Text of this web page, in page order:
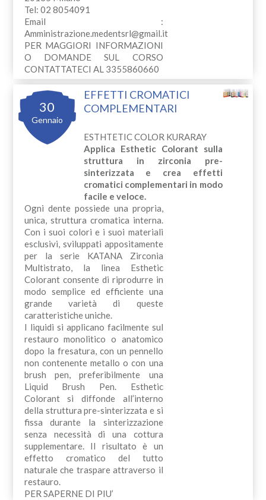
Tel: 02 8054091
Email :
Amministrazione.medentsrl@gmail.it
PER MAGGIORI INFORMAZIONI
O DOMANDE SUL CORSO
CONTATTATECI AL 3355860660
30
Gennaio
EFFETTI CROMATICI
COMPLEMENTARI
ESTHTETIC COLOR KURARAY
Applica Esthetic Colorant sulla
struttura in zirconia pre-
sinterizzata e crea effetti
cromatici complementari in modo
facile e veloce.
Ogni dente possiede una propria,
unica, struttura cromatica interna.
Con i suoi colori e i suoi materiali
esclusivi, sviluppati appositamente
per la serie KATANA Zirconia
Multistrato, la linea Esthetic
Colorant consente di riprodurre in
modo semplice ed efficiente una
grande varietà di queste
caratteristiche uniche.
I liquidi si applicano facilmente sul
restauro monolitico o anatomico
dopo la fresatura, con un pennello
non contenente metallo o con una
brush pen, preferibilmente una
Liquid Brush Pen. Esthetic
Colorant si diffonde all’interno
della struttura pre-sinterizzata e si
fissa durante la sinterizzazione
senza necessità di una cottura
supplementare. Il risultato è un
effetto cromatico del tutto
naturale che traspare attraverso il
restauro.
PER SAPERNE DI PIU’